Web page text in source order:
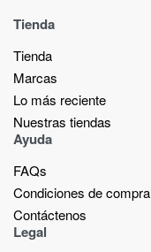
Tienda
Tienda
Marcas
Lo más reciente​
Nuestras tiendas​
Ayuda
FAQs
Condiciones de compra
Contáctenos
Legal